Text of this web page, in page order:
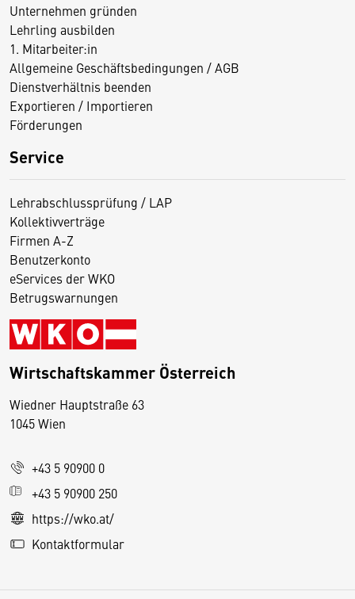
Unternehmen gründen
Lehrling ausbilden
1. Mitarbeiter:in
Allgemeine Geschäftsbedingungen / AGB
Dienstverhältnis beenden
Exportieren / Importieren
Förderungen
Service
Lehrabschlussprüfung / LAP
Kollektivverträge
Firmen A-Z
Benutzerkonto
eServices der WKO
Betrugswarnungen
Wirtschaftskammer Österreich
Wiedner Hauptstraße 63
1045 Wien
+43 5 90900 0
+43 5 90900 250
https://wko.at/
Kontaktformular
D
s
e
S
e